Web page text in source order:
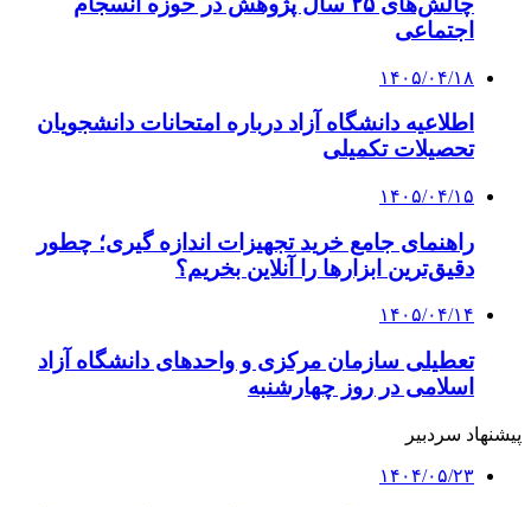
اجتماعی
۱۴۰۵/۰۴/۱۸
اطلاعیه دانشگاه آزاد درباره امتحانات دانشجویان
تحصیلات تکمیلی
۱۴۰۵/۰۴/۱۵
راهنمای جامع خرید تجهیزات اندازه گیری؛ چطور
دقیق‌ترین ابزارها را آنلاین بخریم؟
۱۴۰۵/۰۴/۱۴
تعطیلی سازمان مرکزی و واحدهای دانشگاه آزاد
اسلامی در روز چهارشنبه
پیشنهاد سردبیر
۱۴۰۴/۰۵/۲۳